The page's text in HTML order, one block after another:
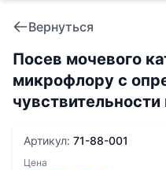
Вернуться
Посев мочевого
микрофлору с
Артикул: 71-88-001
Цена